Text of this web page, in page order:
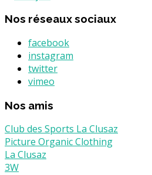
Nos réseaux sociaux
facebook
instagram
twitter
vimeo
Nos amis
Club des Sports La Clusaz
Picture Organic Clothing
La Clusaz
3W